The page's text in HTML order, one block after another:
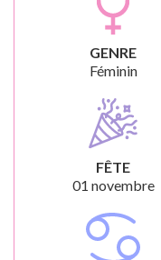
GENRE
Féminin
FÊTE
01 novembre